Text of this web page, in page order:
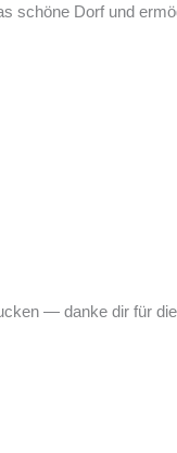
schöne Dorf und
— danke dir für